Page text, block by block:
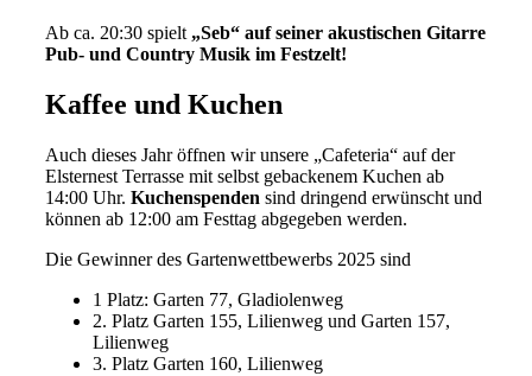
Ab ca. 20:30 spielt „Seb“ auf seiner akustischen Gitarre
Pub- und Country Musik im Festzelt!
Kaffee und Kuchen
Auch dieses Jahr öffnen wir unsere „Cafeteria“ auf der
Elsternest Terrasse mit selbst gebackenem Kuchen ab
14:00 Uhr. Kuchenspenden sind dringend erwünscht und
können ab 12:00 am Festtag abgegeben werden.
Die Gewinner des Gartenwettbewerbs 2025 sind
1 Platz: Garten 77, Gladiolenweg
2. Platz Garten 155, Lilienweg und Garten 157,
Lilienweg
3. Platz Garten 160, Lilienweg